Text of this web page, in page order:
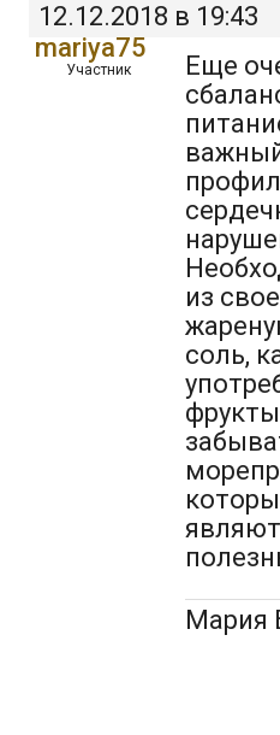
12.12.2018 в 19:43
mariya75
Участник
Еще
из
соль,
Мария